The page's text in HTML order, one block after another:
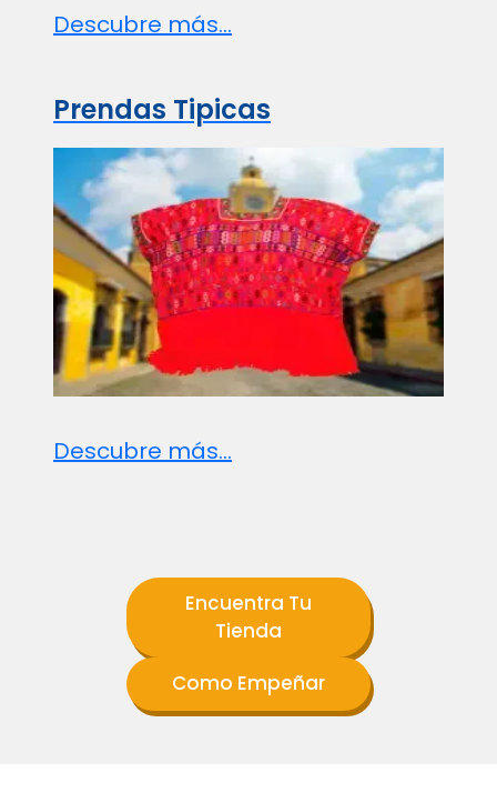
Descubre más...
Prendas Tipicas
Descubre más...
Encuentra Tu
Tienda
Como Empeñar